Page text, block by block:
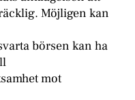
Möjligen kan
börsen kan ha
mot